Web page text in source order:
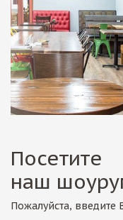
Посетите
наш
Пожалуйста, введите